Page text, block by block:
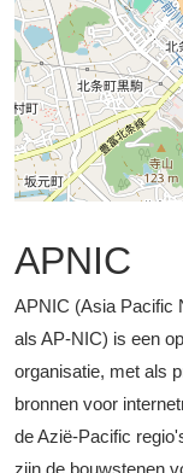
APNIC
APNIC (Asia Pacific
als AP-NIC) is een
organisatie, met als
bronnen voor
de Azië-Pacific
zijn de bouwstenen